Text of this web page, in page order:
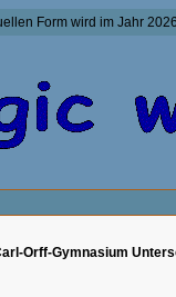
Form wird im Jahr
Orff-Gymnasium